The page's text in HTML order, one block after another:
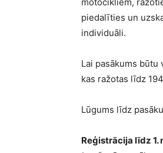
piedalīties un
individuāli.
Lai pasākums
kas ražotas līdz
Lūgums līdz
Reģistrācija līdz